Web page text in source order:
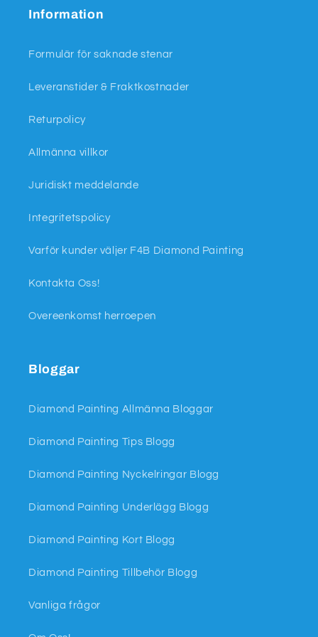
Information
Formulär för saknade stenar
Leveranstider & Fraktkostnader
Returpolicy
Allmänna villkor
Juridiskt meddelande
Integritetspolicy
Varför kunder väljer F4B Diamond Painting
Kontakta Oss!
Overeenkomst herroepen
Bloggar
Diamond Painting Allmänna Bloggar
Diamond Painting Tips Blogg
Diamond Painting Nyckelringar Blogg
Diamond Painting Underlägg Blogg
Diamond Painting Kort Blogg
Diamond Painting Tillbehör Blogg
Vanliga frågor